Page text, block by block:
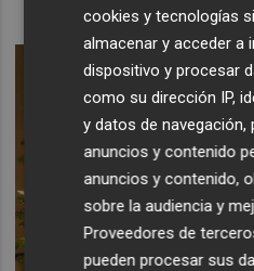
cookies y tecnologías
almacenar y acceder a
dispositivo y procesar
como su dirección IP,
y datos de navegación,
anuncios y contenido
anuncios y contenido,
sobre la audiencia y
Proveedores de
pueden procesar sus